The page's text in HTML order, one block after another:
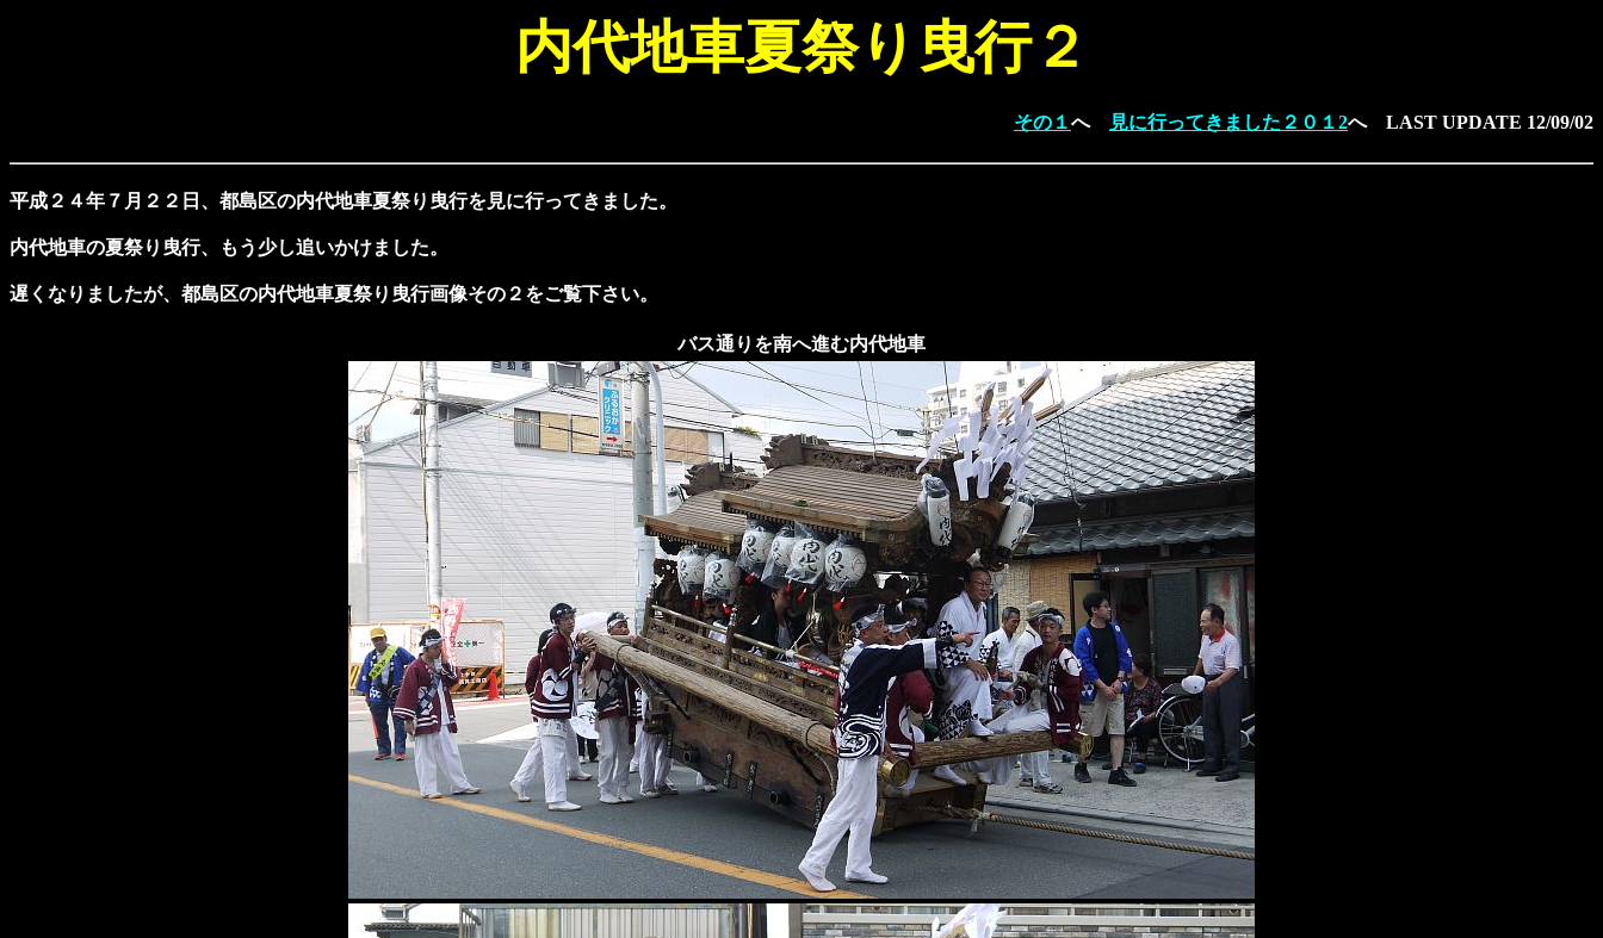
内代地車夏祭り曳行２
その１へ 見に行ってきました２０１2へ LAST UPDATE 12/09/02
平成２４年７月２２日、都島区の内代地車夏祭り曳行を見に行ってきました。
内代地車の夏祭り曳行、もう少し追いかけました。
遅くなりましたが、都島区の内代地車夏祭り曳行画像その２をご覧下さい。
バス通りを南へ進む内代地車